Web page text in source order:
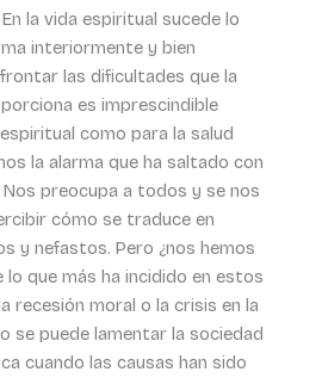
la vida espiritual sucede lo
interiormente y bien
las dificultades que la
es imprescindible
como para la salud
la alarma que ha saltado con
preocupa a todos y se nos
cómo se traduce en
y nefastos. Pero ¿nos hemos
lo que más ha incidido en estos
recesión moral o la crisis en la
se puede lamentar la sociedad
cuando las causas han sido